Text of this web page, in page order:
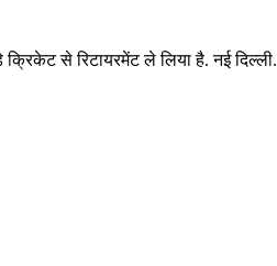
से रिटायरमेंट ले लिया है. नई